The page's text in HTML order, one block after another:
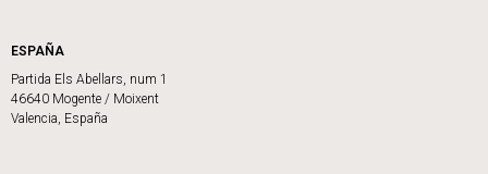
ESPAÑA
Partida Els Abellars, num 1
46640 Mogente / Moixent
Valencia, España